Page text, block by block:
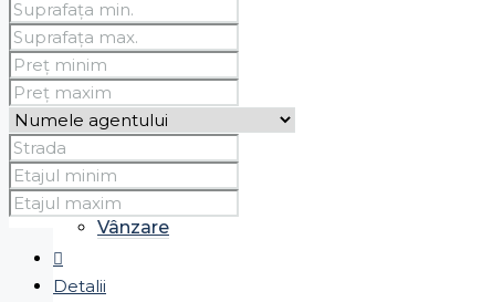
Chirie
Spații comerciale
Vânzare
Detalii